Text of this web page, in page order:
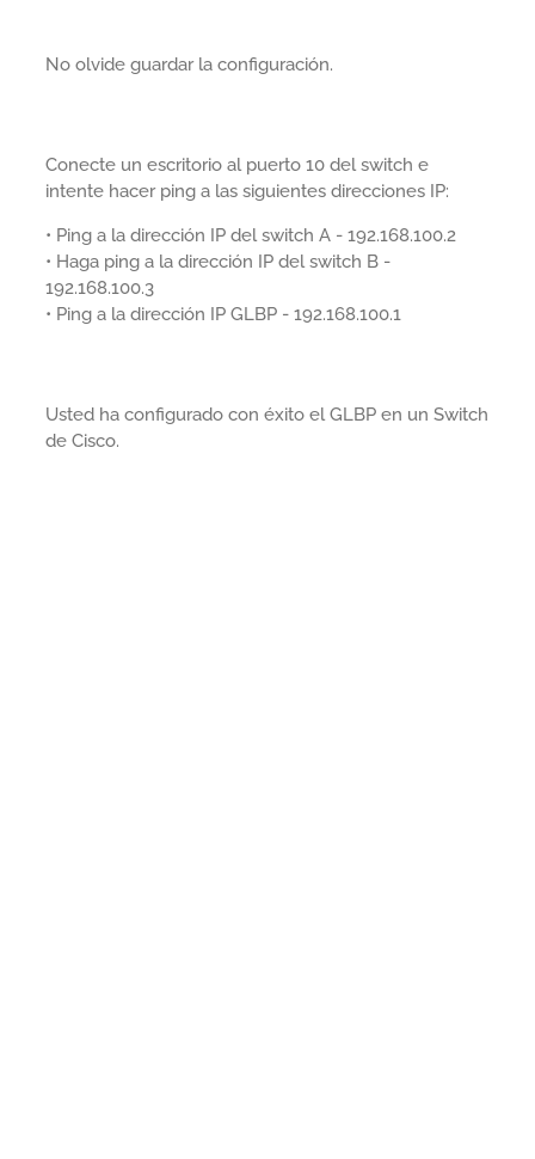
No olvide guardar la configuración.
Conecte un escritorio al puerto 10 del switch e
intente hacer ping a las siguientes direcciones IP:
• Ping a la dirección IP del switch A - 192.168.100.2
• Haga ping a la dirección IP del switch B -
192.168.100.3
• Ping a la dirección IP GLBP - 192.168.100.1
Usted ha configurado con éxito el GLBP en un Switch
de Cisco.